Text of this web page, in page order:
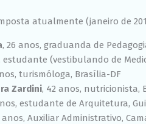
atualmente (janeiro de
, 26 anos, graduanda de
estudante (vestibulando de
turismóloga, Brasília-DF
Zardini, 42 anos, nutricionista,
estudante de Arquitetura,
anos, Auxiliar Administrativo,